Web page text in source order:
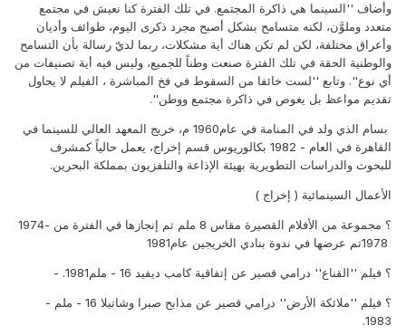
وأضاف‮ ''‬السينما هي‮ ‬ذاكرة المجتمع‮. ‬في‮ ‬تلك الفترة كنا نعيش في‮ ‬مجتمع
متعدد وملوَّن،‮ ‬لكنه متسامح بشكل أصبح مجرد ذكرى اليوم،‮ ‬طوائف وأديان
وأعراق مختلفة،‮ ‬لكن لم تكن هناك أية مشكلات،‮ ‬ربما لديّ‮ ‬رسالة بأن التسامح
والوطنية الحقة في‮ ‬تلك الفترة صنعت وطناً‮ ‬للجميع،‮ ‬وليس فيه أية تصنيفات من
أي‮ ‬نوع‮''. ‬وتابع‮ ''‬لست خائفا‮ ‬من السقوط في‮ ‬فخ المباشرة‮ ‬،‮ ‬الفيلم لا‮ ‬يحاول
تقديم مواعظ بل‮ ‬يغوص في‮ ‬ذاكرة مجتمع ووطن‮''. ‬
‬القاهرة في‮ ‬العام‮ ‬1982‮ - ‬بكالوريوس قسم إخراج،‮ ‬يعمل حالياً‮ ‬كمشرف
للبحوث والدراسات التطويرية بهيئة الإذاعة والتلفزيون بمملكة البحرين‮. ‬
الأعمال السينمائية‮ ( ‬إخراج‮ )‬
؟ مجموعة من الأفلام القصيرة مقاس‮ ‬8‮ ‬ملم تم إنجازها في‮ ‬الفترة من‮ ‬1974‮ -
؟ فيلم‮ ''‬القناع‮'' ‬درامي‮ ‬قصير عن إتفاقية كامب ديفيد‮ - ‬16‮ ‬ملم‮ - ‬‭.‬1981‮ ‬
؟ فيلم‮ ''‬ملائكة الأرض‮'' ‬درامي‮ ‬قصير عن مذابح صبرا وشاتيلا‮ - ‬16‮ ‬ملم‮ -
‬‭.‬1983‮ ‬